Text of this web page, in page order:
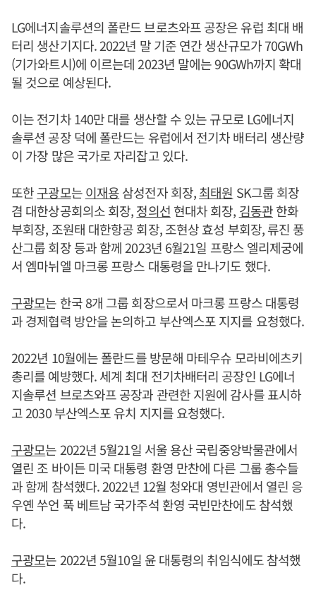
LG에너지솔루션의 폴란드 브로츠와프 공장은 유럽 최대 배
터리 생산기지다. 2022년 말 기준 연간 생산규모가 70GWh
(기가와트시)에 이르는데 2023년 말에는 90GWh까지 확대
될 것으로 예상된다.
이는 전기차 140만 대를 생산할 수 있는 규모로 LG에너지
솔루션 공장 덕에 폴란드는 유럽에서 전기차 배터리 생산량
이 가장 많은 국가로 자리잡고 있다.
또한구광모는이재용삼성전자 회장,최태원 SK그룹 회장
겸 대한상공회의소 회장,정의선 현대차 회장, 김동관한화
부회장, 조원태 대한항공 회장, 조현상 효성 부회장, 류진 풍
산그룹 회장 등과 함께 2023년 6월21일 프랑스 엘리제궁에
서 엠마뉘엘 마크롱 프랑스 대통령을 만나기도 했다.
구광모는 한국 8개 그룹 회장으로서 마크롱 프랑스 대통령
과 경제협력 방안을 논의하고 부산엑스포 지지를 요청했다.
2022년 10월에는 폴란드를 방문해 마테우슈 모라비에츠키
총리를 예방했다. 세계 최대 전기차배터리 공장인 LG에너
지솔루션 브로츠와프 공장과 관련한 지원에 감사를 표시하
고 2030 부산엑스포 유치 지지를 요청했다.
구광모는 2022년 5월21일 서울 용산 국립중앙박물관에서
열린 조 바이든 미국 대통령 환영 만찬에 다른 그룹 총수들
과 함께 참석했다. 2022년 12월 청와대 영빈관에서 열린 응
우옌 쑤언 푹 베트남 국가주석 환영 국빈만찬에도 참석했
다.
구광모는 2022년 5월10일 윤 대통령의 취임식에도 참석했
다.